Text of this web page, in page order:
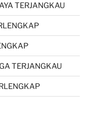
TERJANGKAU
TERJANGKAU